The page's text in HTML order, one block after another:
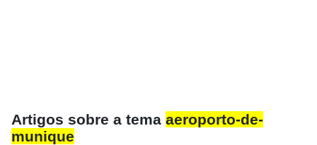
Artigos sobre a tema aeroporto-de-
munique